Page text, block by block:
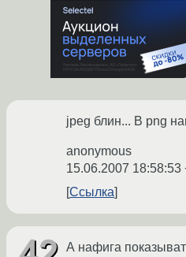
jpeg блин... В png
anonymous
15.06.2007 18:58:53
Ссылка
А нафига